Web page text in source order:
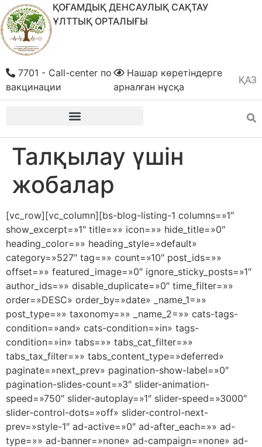
ҚОҒАМДЫҚ ДЕНСАУЛЫҚ САҚТАУ
ҰЛТТЫҚ ОРТАЛЫҒЫ
ҚАЗ
РУС
Нашар көретіндерге
арналған нұсқа
7701 - Call-center по
вакцинации
Талқылау үшін
жобалар
[vc_row][vc_column][bs-blog-listing-1 columns=»1″
show_excerpt=»1″ title=»» icon=»» hide_title=»0″
heading_color=»» heading_style=»default»
category=»527″ tag=»» count=»10″ post_ids=»»
offset=»» featured_image=»0″ ignore_sticky_posts=»1″
author_ids=»» disable_duplicate=»0″ time_filter=»»
order=»DESC» order_by=»date» _name_1=»»
post_type=»» taxonomy=»» _name_2=»» cats-tags-
condition=»and» cats-condition=»in» tags-
condition=»in» tabs=»» tabs_cat_filter=»»
tabs_tax_filter=»» tabs_content_type=»deferred»
paginate=»next_prev» pagination-show-label=»0″
pagination-slides-count=»3″ slider-animation-
speed=»750″ slider-autoplay=»1″ slider-speed=»3000″
slider-control-dots=»off» slider-control-next-
prev=»style-1″ ad-active=»0″ ad-after_each=»» ad-
type=»» ad-banner=»none» ad-campaign=»none» ad-